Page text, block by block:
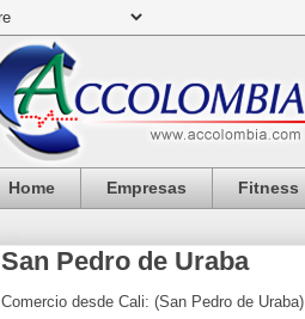
Home Empresas Fitness
San Pedro de Uraba
Comercio desde Cali: (San Pedro de Uraba)